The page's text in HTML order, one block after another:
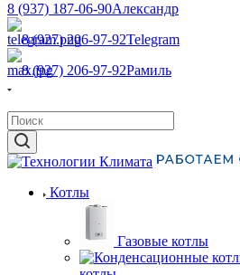
8 (937) 187-06-90Александр
8 (927) 206-97-92Telegram
8 (927) 206-97-92Рамиль
Котлы
Газовые котлы